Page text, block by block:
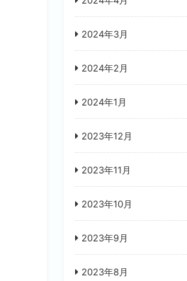
2024年3月
2024年2月
2024年1月
2023年12月
2023年11月
2023年10月
2023年9月
2023年8月